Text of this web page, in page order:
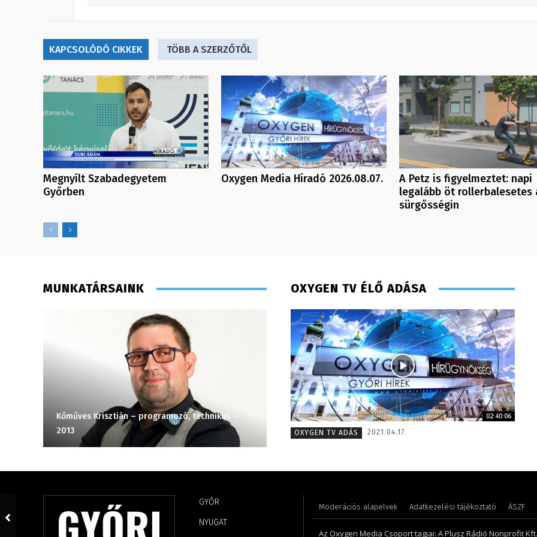
KAPCSOLÓDÓ CIKKEK TÖBB A SZERZŐTŐL
Megnyílt Szabadegyetem
Győrben
Oxygen Media Híradó 2026.08.07.
A Petz is figyelmeztet: napi
legalább öt rollerbalesetes
sürgősségin
MUNKATÁRSAINK
Kőműves Krisztián – programozó, technikus –
2013
Molek Csongor – műsorvezető – 2020
OXYGEN TV ÉLŐ ADÁSA
02:40:06
OXYGEN TV ADÁS
2021.04.17.
GYŐR
NYUGAT
Moderációs alapelvek Adatkezelési tájékoztató ÁSZF
Az Oxygen Media Csoport tagjai: A Plusz Rádió Nonprofit